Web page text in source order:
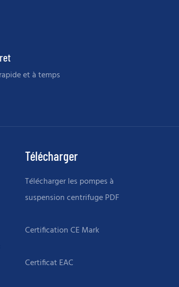
et à temps
Télécharger
Télécharger les pompes à
suspension centrifuge PDF